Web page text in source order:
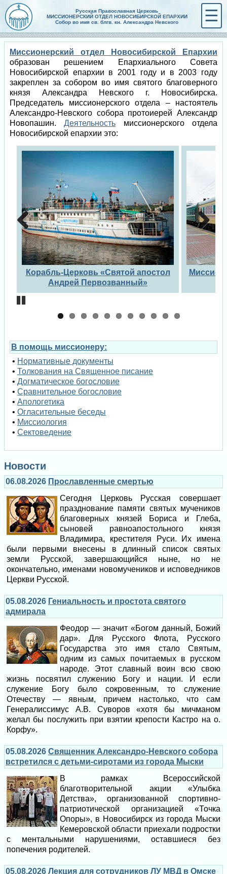
Русская Православная Церковь
МИССИОНЕРСКИЙ ОТДЕЛ НОВОСИБИРСКОЙ ЕПАРХИИ
Собор во имя св. блгв. кн. Александра Невского
☰
Миссионерский отдел Новосибирской Епархии
образован решением Епархиального Совета
Новосибирской епархии в 2001 году и в 2003 году
закреплен за собором во имя святого благоверного
князя Александра Невского г. Новосибирска.
Председатель миссионерского отдела – настоятель
Александро-Невского собора протоиерей Александр
Новопашин.Деятельность миссионерского отдела
Новосибирской епархии это:
Миссионерский поезд «За духовное
возрождение России»
Previous Next
В помощь миссионеру:
• Нормативные документы
• Толкования на Священное писание
• Догматическое богословие
• Сравнительное богословие
• Апологетика
• Огласительные беседы
• Миссиология
• Сектоведение
Новости
06.08.2026 Прославленные смертью
Сегодня Церковь Русская совершает
празднование памяти святых мучеников
благоверных князей Бориса и Глеба,
сыновей равноапостольного князя
Владимира, крестителя Руси. Их имена
были первыми внесены в длинный список святых
земли Русской, завершающийся ныне, но не
окончательно, именами новомучеников и исповедников
Церкви Русской.
05.08.2026 Гениальность и простота святого
адмирала
Феодор — значит «Богом данный, Божий
дар». Для Русского Флота, Русского
Государства это имя стало Святым,
одним из самых почитаемых в русском
народе. Этот славный воин всю свою
жизнь посвятил служению Богу и нации. И если
служение Богу было сокровенным, то служение
Отечеству — явным, причем настолько, что сам
Генералиссимус А.В. Суворов «хотя бы мичманом
желал бы послужить при взятии крепости Кастро на о.
Корфу».
05.08.2026 Священник Александро-Невского собора
встретился с детьми-сиротами из города Мыски
В рамках Всероссийской
благотворительной акции «Улыбка
Детства», организованной спортивно-
патриотической организацией «Точка
Опоры», в Новосибирск из города Мыски
Кемеровской области приехали подростки
с ментальными нарушениями, оставшиеся без
попечения родителей.
05.08.2026 Лекция для сотрудников ЛУ МВД в Омске